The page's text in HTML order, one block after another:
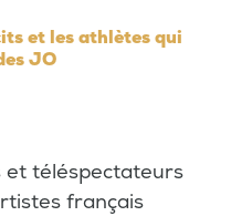
et les athlètes qui
JO
et téléspectateurs
français